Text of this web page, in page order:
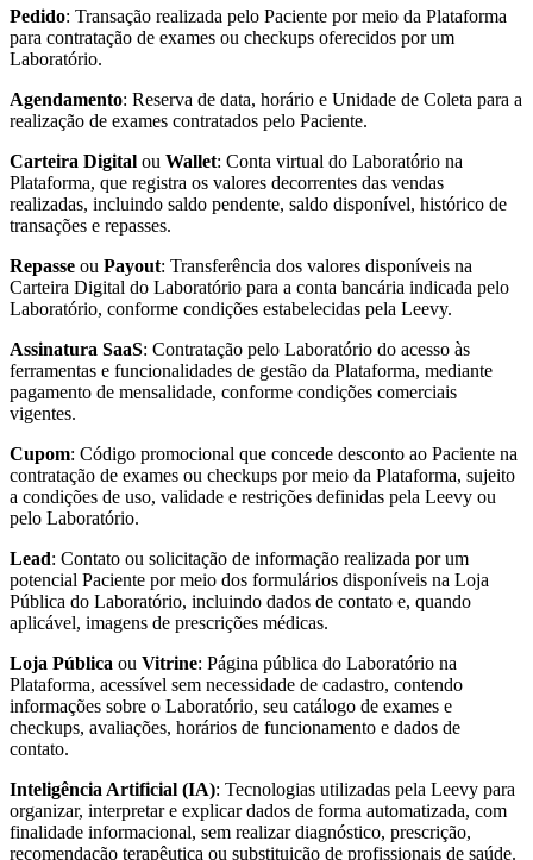
Pedido: Transação realizada pelo Paciente por meio da Plataforma
para contratação de exames ou checkups oferecidos por um
Laboratório.
Agendamento: Reserva de data, horário e Unidade de Coleta para a
realização de exames contratados pelo Paciente.
Carteira Digital ou Wallet: Conta virtual do Laboratório na
Plataforma, que registra os valores decorrentes das vendas
realizadas, incluindo saldo pendente, saldo disponível, histórico de
transações e repasses.
Repasse ou Payout: Transferência dos valores disponíveis na
Carteira Digital do Laboratório para a conta bancária indicada pelo
Laboratório, conforme condições estabelecidas pela Leevy.
Assinatura SaaS: Contratação pelo Laboratório do acesso às
ferramentas e funcionalidades de gestão da Plataforma, mediante
pagamento de mensalidade, conforme condições comerciais
vigentes.
Cupom: Código promocional que concede desconto ao Paciente na
contratação de exames ou checkups por meio da Plataforma, sujeito
a condições de uso, validade e restrições definidas pela Leevy ou
pelo Laboratório.
Lead: Contato ou solicitação de informação realizada por um
potencial Paciente por meio dos formulários disponíveis na Loja
Pública do Laboratório, incluindo dados de contato e, quando
aplicável, imagens de prescrições médicas.
Loja Pública ou Vitrine: Página pública do Laboratório na
Plataforma, acessível sem necessidade de cadastro, contendo
informações sobre o Laboratório, seu catálogo de exames e
checkups, avaliações, horários de funcionamento e dados de
contato.
Inteligência Artificial (IA): Tecnologias utilizadas pela Leevy para
organizar, interpretar e explicar dados de forma automatizada, com
finalidade informacional, sem realizar diagnóstico, prescrição,
recomendação terapêutica ou substituição de profissionais de saúde.